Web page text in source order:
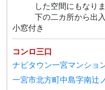
した空間にもなり
下の二カ所から出
小窓付き
コンロ三口
ナビタウン一宮マンショ
一宮市北方町中島字南辻